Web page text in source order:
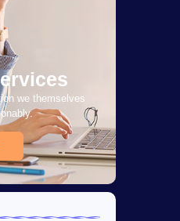
we themselves